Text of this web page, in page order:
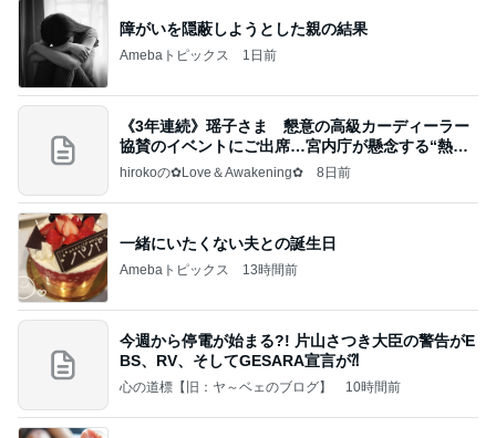
障がいを隠蔽しようとした親の結果
Amebaトピックス 1日前
《3年連続》瑶子さま 懇意の高級カーディーラー
協賛のイベントにご出席…宮内庁が懸念する“熱心
すぎ
hirokoの✿Love＆Awakening✿ 8日前
一緒にいたくない夫との誕生日
Amebaトピックス 13時間前
今週から停電が始まる?! 片山さつき大臣の警告がE
BS、RV、そしてGESARA宣言が⁈
心の道標【旧：ヤ～ベェのブログ】 10時間前